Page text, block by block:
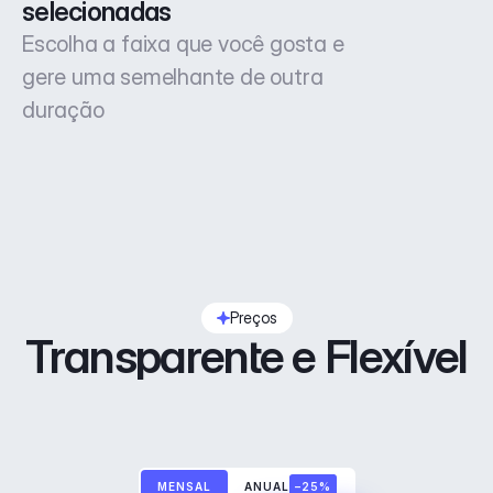
selecionadas
Escolha a faixa que você gosta e
gere uma semelhante de outra
duração
Preços
Transparente e Flexível
MENSAL ANUAL –25%